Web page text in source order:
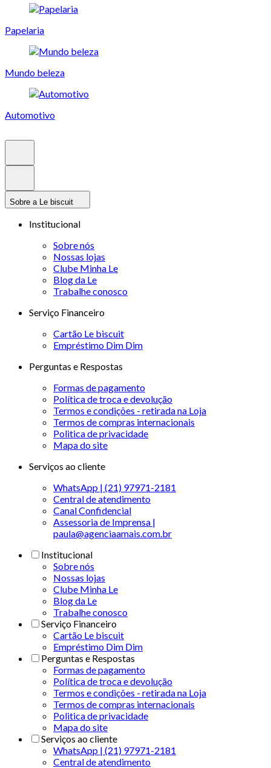
Papelaria
Mundo beleza
Automotivo
Sobre a Le biscuit
Institucional
Sobre nós
Nossas lojas
Clube Minha Le
Blog da Le
Trabalhe conosco
Serviço Financeiro
Cartão Le biscuit
Empréstimo Dim Dim
Perguntas e Respostas
Formas de pagamento
Política de troca e devolução
Termos e condições - retirada na Loja
Termos de compras internacionais
Politica de privacidade
Mapa do site
Serviços ao cliente
WhatsApp | (21) 97971-2181
Central de atendimento
Canal Confidencial
Assessoria de Imprensa |
paula@agenciaamais.com.br
Institucional
Sobre nós
Nossas lojas
Clube Minha Le
Blog da Le
Trabalhe conosco
Serviço Financeiro
Cartão Le biscuit
Empréstimo Dim Dim
Perguntas e Respostas
Formas de pagamento
Política de troca e devolução
Termos e condições - retirada na Loja
Termos de compras internacionais
Politica de privacidade
Mapa do site
Serviços ao cliente
WhatsApp | (21) 97971-2181
Central de atendimento